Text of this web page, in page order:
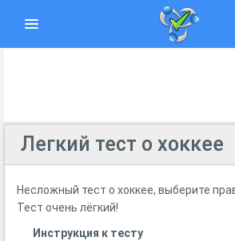
Легкий тест о хоккее
Несложный тест о хоккее, выберите
Тест очень лёгкий!
Инструкция к тесту